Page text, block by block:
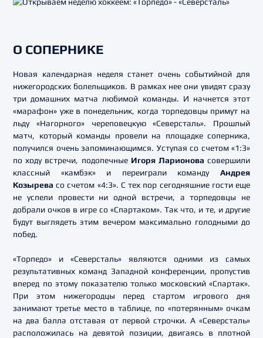
О СОПЕРНИКЕ
Новая календарная неделя станет очень событийной для
нижегородских болельщиков. В рамках нее они увидят сразу
три домашних матча любимой команды. И начнется этот
«марафон» уже в понедельник, когда торпедовцы примут на
льду «Нагорного» череповецкую «Северсталь». Прошлый
матч, который команды провели на площадке соперника,
получился очень запоминающимся. Уступая со счетом «1:3»
по ходу встречи, подопечные Игоря Ларионова совершили
классный «камбэк» и переиграли команду Андрея
Козырева со счетом «4:3». С тех пор сегодняшние гости еще
не успели провести ни одной встречи, а торпедовцы не
добрали очков в игре со «Спартаком». Так что, и те, и другие
будут выглядеть этим вечером максимально голодными до
побед.
«Торпедо» и «Северсталь» являются одними из самых
результативных команд Западной конференции, пропустив
вперед по этому показателю только московский «Спартак».
При этом нижегородцы перед стартом игрового дня
занимают третье место в таблице, по «потерянным» очкам
на два балла отставая от первой строчки. А «Северсталь»
расположилась на девятой позиции, двигаясь в плотной